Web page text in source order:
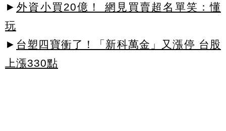
► 外資小買20億！ 網見買賣超名單笑：懂
玩
► 台塑四寶衝了！「新科萬金」又漲停 台股
上漲330點